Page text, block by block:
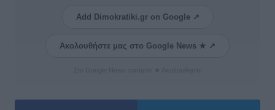
Add Dimokratiki.gr on Google ↗
Ακολουθήστε μας στο Google News ★ ↗